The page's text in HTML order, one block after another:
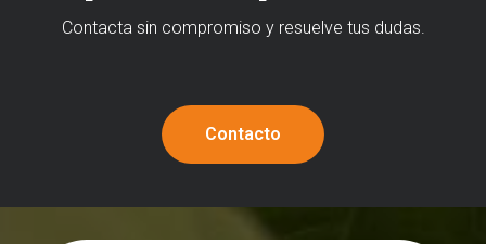
Contacta sin compromiso y resuelve tus dudas.
Contacto